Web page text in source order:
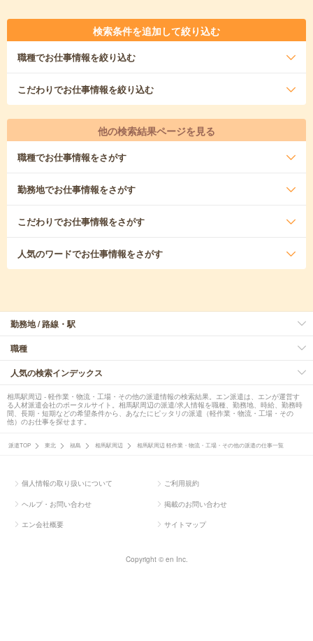
検索条件を追加して絞り込む
職種でお仕事情報を絞り込む
こだわりでお仕事情報を絞り込む
他の検索結果ページを見る
職種でお仕事情報をさがす
勤務地でお仕事情報をさがす
こだわりでお仕事情報をさがす
人気のワードでお仕事情報をさがす
勤務地 / 路線・駅
職種
人気の検索インデックス
相馬駅周辺 - 軽作業・物流・工場・その他の派遣情報の検索結果。エン派遣は、エンが運営す
る人材派遣会社のポータルサイト。相馬駅周辺の派遣/求人情報を職種、勤務地、時給、勤務時
間、長期・短期などの希望条件から、あなたにピッタリの派遣（軽作業・物流・工場・その
他）のお仕事を探せます。
派遣TOP 東北 福島 相馬駅周辺 相馬駅周辺 軽作業・物流・工場・その他の派遣の仕事一覧
個人情報の取り扱いについて ご利用規約
ヘルプ・お問い合わせ 掲載のお問い合わせ
エン会社概要 サイトマップ
Copyright © en Inc.